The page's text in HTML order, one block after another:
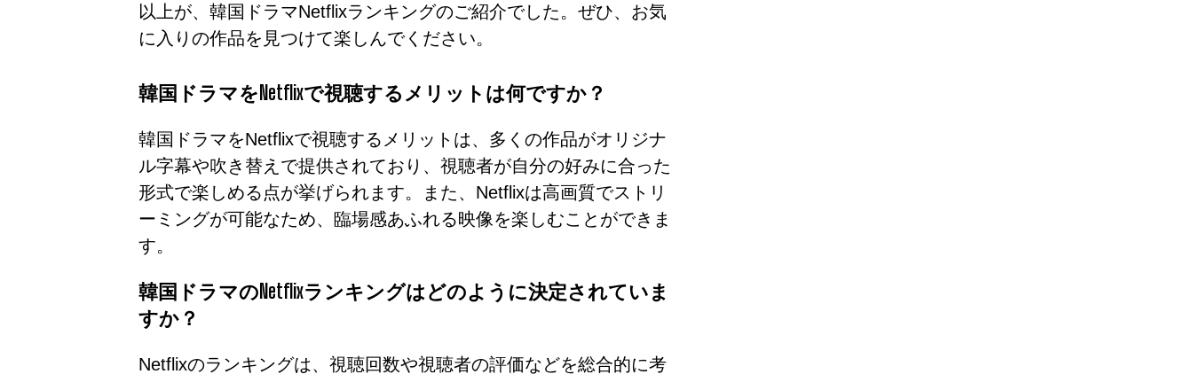
以上が、韓国ドラマNetflixランキングのご紹介でした。ぜひ、お気
に入りの作品を見つけて楽しんでください。
韓国ドラマをNetflixで視聴するメリットは何ですか？
韓国ドラマをNetflixで視聴するメリットは、多くの作品がオリジナ
ル字幕や吹き替えで提供されており、視聴者が自分の好みに合った
形式で楽しめる点が挙げられます。また、Netflixは高画質でストリ
ーミングが可能なため、臨場感あふれる映像を楽しむことができま
す。
韓国ドラマのNetflixランキングはどのように決定されていま
すか？
Netflixのランキングは、視聴回数や視聴者の評価などを総合的に考